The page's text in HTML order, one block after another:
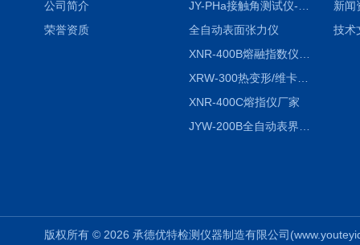
公司简介
荣誉资质
全自动表面张力仪
XRW-300热变形/维卡软化点温度测定仪
XNR-400C熔指仪厂家
新闻
技术
版权所有 © 2026 承德优特检测仪器制造有限公司